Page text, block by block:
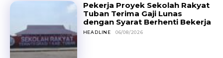
Pekerja Proyek Sekolah Rakyat
Tuban Terima Gaji Lunas
dengan Syarat Berhenti Bekerja
HEADLINE 06/08/2026